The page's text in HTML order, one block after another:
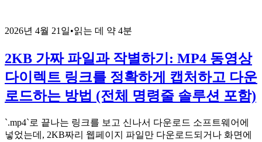
2026년 4월 21일•읽는 데 약 4분
2KB 가짜 파일과 작별하기: MP4 동영상
다이렉트 링크를 정확하게 캡처하고 다운
로드하는 방법 (전체 명령줄 솔루션 포함)
`.mp4`로 끝나는 링크를 보고 신나서 다운로드 소프트웨어에
넣었는데, 2KB짜리 웹페이지 파일만 다운로드되거나 화면에